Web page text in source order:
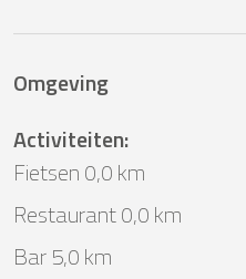
Omgeving
Activiteiten:
Fietsen 0,0 km
Restaurant 0,0 km
Bar 5,0 km